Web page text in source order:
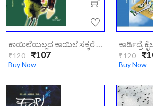
ಕಾಯಿಲೆಯಲ್ಲದ ಕಾಯಿಲೆ ಸಕ್ಕರೆ ಕಾಯಿಲೆ | Kayileyaladhe Kayile Sakara Kailae
₹120 ₹107
Buy Now
₹120
Buy Now